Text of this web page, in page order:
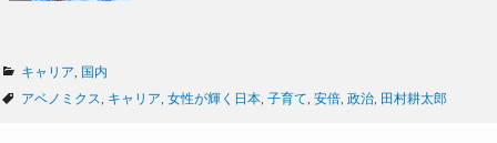
カ
テ
キャリア
国内
タ
アベノミクス キャリア 女性が輝く日本 子育て 安倍 政治 田村耕太郎